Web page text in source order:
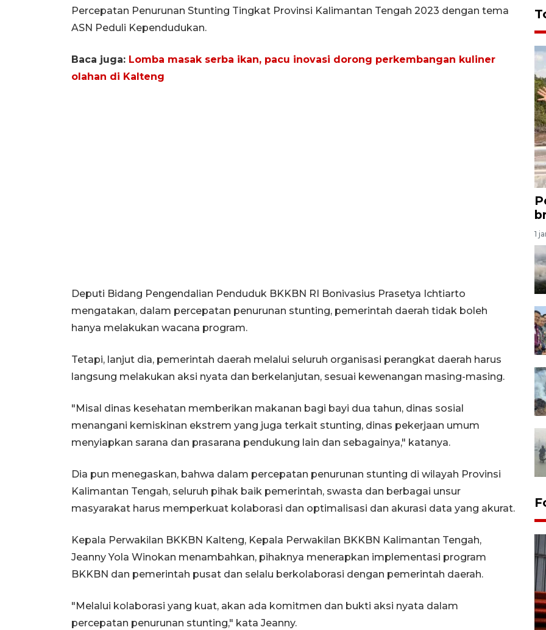
Percepatan Penurunan Stunting Tingkat Provinsi Kalimantan Tengah 2023 dengan tema
ASN Peduli Kependudukan.
Baca juga: Lomba masak serba ikan, pacu inovasi dorong perkembangan kuliner
olahan di Kalteng
Deputi Bidang Pengendalian Penduduk BKKBN RI Bonivasius Prasetya Ichtiarto
mengatakan, dalam percepatan penurunan stunting, pemerintah daerah tidak boleh
hanya melakukan wacana program.
Tetapi, lanjut dia, pemerintah daerah melalui seluruh organisasi perangkat daerah harus
langsung melakukan aksi nyata dan berkelanjutan, sesuai kewenangan masing-masing.
"Misal dinas kesehatan memberikan makanan bagi bayi dua tahun, dinas sosial
menangani kemiskinan ekstrem yang juga terkait stunting, dinas pekerjaan umum
menyiapkan sarana dan prasarana pendukung lain dan sebagainya," katanya.
Dia pun menegaskan, bahwa dalam percepatan penurunan stunting di wilayah Provinsi
Kalimantan Tengah, seluruh pihak baik pemerintah, swasta dan berbagai unsur
masyarakat harus memperkuat kolaborasi dan optimalisasi dan akurasi data yang akurat.
Kepala Perwakilan BKKBN Kalteng, Kepala Perwakilan BKKBN Kalimantan Tengah,
Jeanny Yola Winokan menambahkan, pihaknya menerapkan implementasi program
BKKBN dan pemerintah pusat dan selalu berkolaborasi dengan pemerintah daerah.
"Melalui kolaborasi yang kuat, akan ada komitmen dan bukti aksi nyata dalam
percepatan penurunan stunting," kata Jeanny.
1